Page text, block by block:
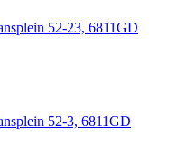
52-23, 6811GD
52-3, 6811GD